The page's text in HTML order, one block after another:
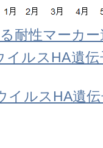
耐性マーカ
ルスHA遺伝
イルスHA遺